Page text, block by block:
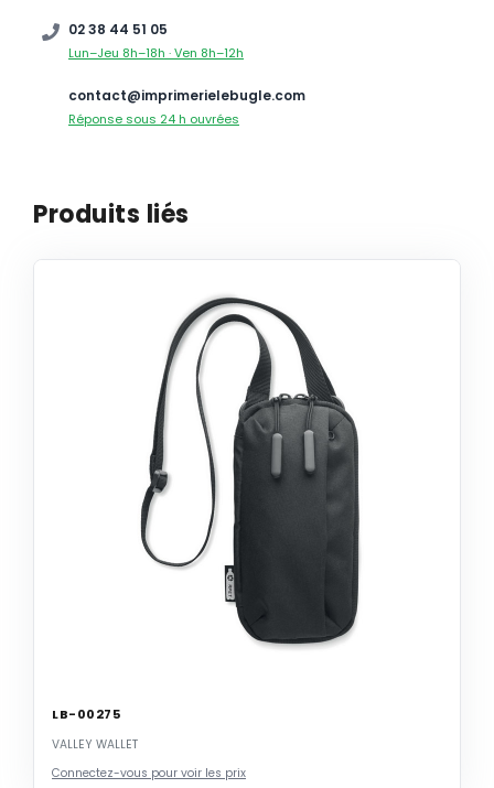
02 38 44 51 05
Lun–Jeu 8h–18h · Ven 8h–12h
contact@imprimerielebugle.com
Réponse sous 24 h ouvrées
Produits liés
LB-00275
VALLEY WALLET
Connectez-vous pour voir les prix